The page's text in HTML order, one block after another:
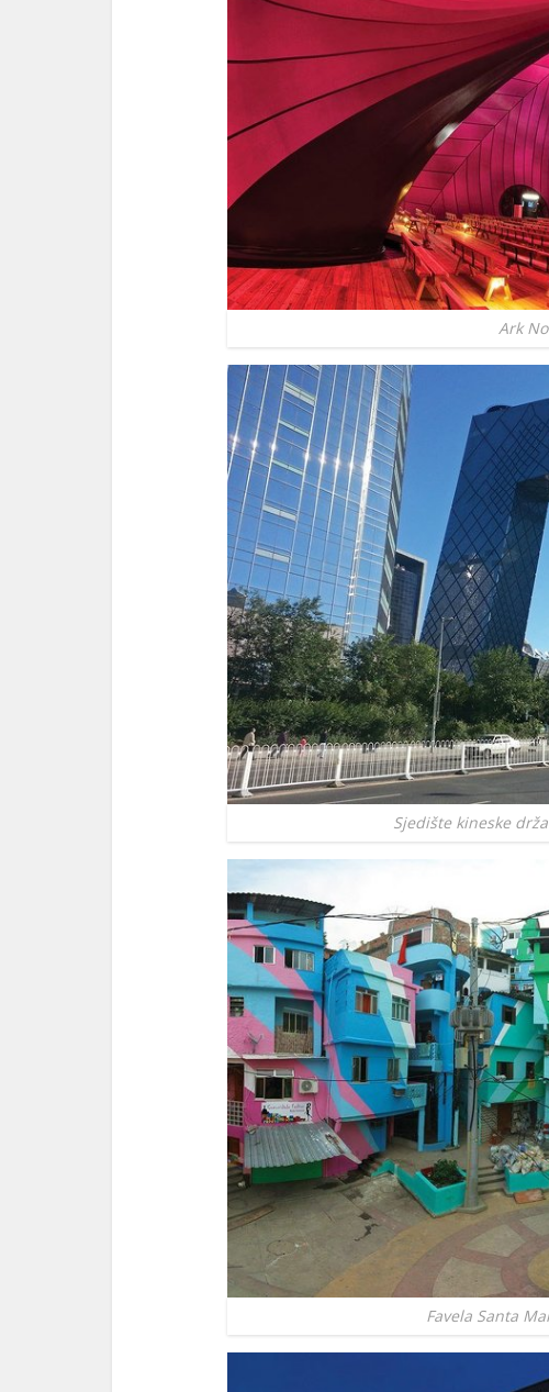
Ark
Sjedište kineske
Favela Santa